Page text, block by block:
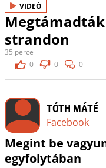
VIDEÓ
strandon
35 perce
0
0 0
TÓTH MÁTÉ
Facebook
Megint be
egyfolytában